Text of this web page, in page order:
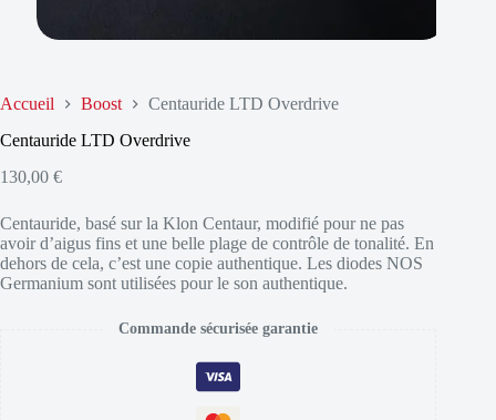
Accueil Boost
Centauride LTD Overdrive
Centauride LTD Overdrive
130,00 €
Centauride, basé sur la Klon Centaur, modifié pour ne pas
avoir d’aigus fins et une belle plage de contrôle de tonalité. En
dehors de cela, c’est une copie authentique. Les diodes NOS
Germanium sont utilisées pour le son authentique.
Commande sécurisée garantie